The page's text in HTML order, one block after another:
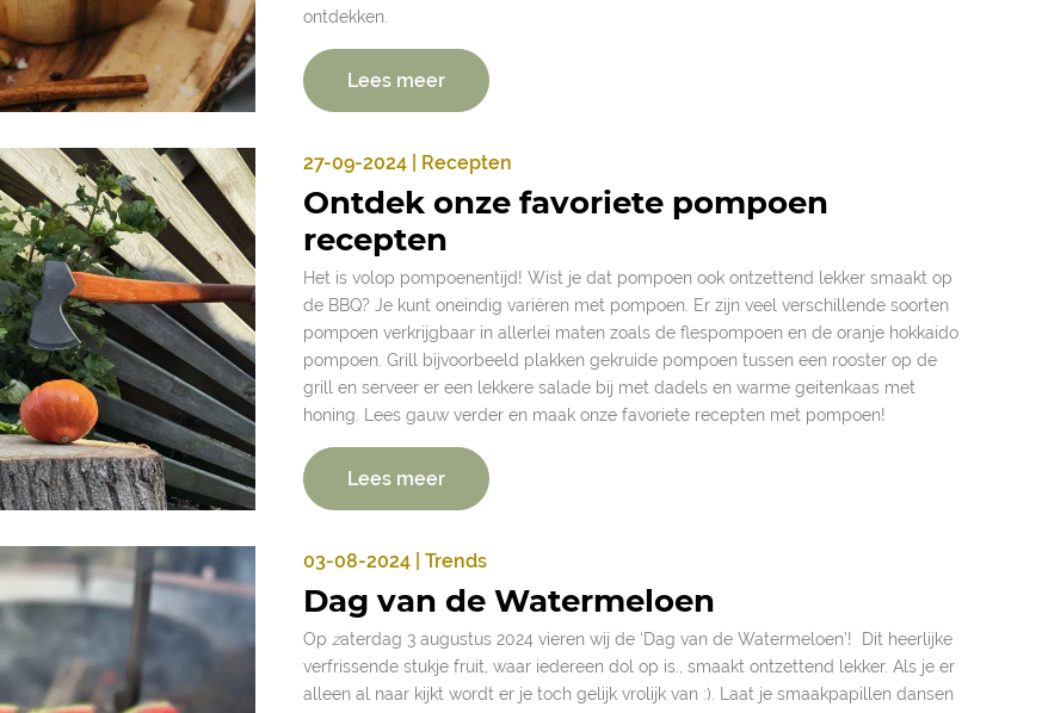
ontdekken.
Lees meer
27-09-2024 | Recepten
Ontdek onze favoriete pompoen
recepten
Het is volop pompoenentijd! Wist je dat pompoen ook ontzettend lekker smaakt op
de BBQ? Je kunt oneindig variëren met pompoen. Er zijn veel verschillende soorten
pompoen verkrijgbaar in allerlei maten zoals de flespompoen en de oranje hokkaido
pompoen. Grill bijvoorbeeld plakken gekruide pompoen tussen een rooster op de
grill en serveer er een lekkere salade bij met dadels en warme geitenkaas met
honing. Lees gauw verder en maak onze favoriete recepten met pompoen!
Lees meer
03-08-2024 | Trends
Dag van de Watermeloen
Op zaterdag 3 augustus 2024 vieren wij de ‘Dag van de Watermeloen’! Dit heerlijke
verfrissende stukje fruit, waar iedereen dol op is., smaakt ontzettend lekker. Als je er
alleen al naar kijkt wordt er je toch gelijk vrolijk van :). Laat je smaakpapillen dansen